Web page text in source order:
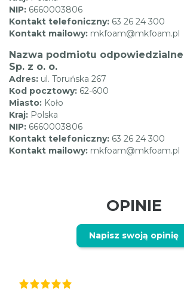
NIP: 6660003806
Kontakt telefoniczny: 63 26 24 300
Kontakt mailowy: mkfoam@mkfoam.pl
Nazwa podmiotu
Sp. z o. o.
Adres: ul. Toruńska 267
Kod pocztowy: 62-600
Miasto: Koło
Kraj: Polska
NIP: 6660003806
Kontakt telefoniczny: 63 26 24 300
Kontakt mailowy: mkfoam@mkfoam.pl
OPINIE
Napisz swoją opinię